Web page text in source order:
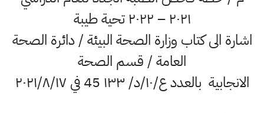
۲۰۲۱ – ۲۰۲۲ تحية طيبة
اشارة الى كتاب وزارة الصحة البيئة / دائرة الصحة
العامة / قسم الصحة
الانجابية بالعدد ع/۱۰/د/ ۱۳۳ 45 في ۲۰۲۱/۸/۱۷